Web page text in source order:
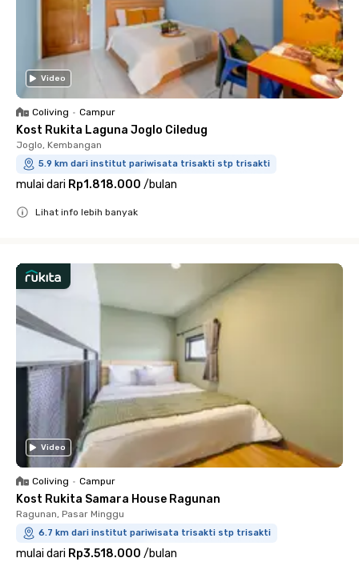
Video
Coliving • Campur
Kost Rukita Laguna Joglo Ciledug
Joglo, Kembangan
5.9 km dari institut pariwisata trisakti stp trisakti
mulai dari Rp1.818.000 /bulan
Lihat info lebih banyak
Video
Coliving • Campur
Kost Rukita Samara House Ragunan
Ragunan, Pasar Minggu
6.7 km dari institut pariwisata trisakti stp trisakti
mulai dari Rp3.518.000 /bulan